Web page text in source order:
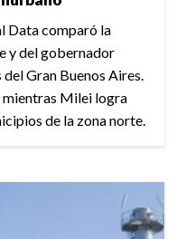
Data comparó la
y del gobernador
Gran Buenos Aires.
Milei logra
de la zona norte.